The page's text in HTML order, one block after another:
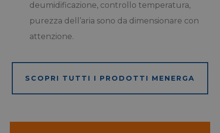
deumidificazione, controllo temperatura,
purezza dell’aria sono da dimensionare con
attenzione.
SCOPRI TUTTI I PRODOTTI MENERGA